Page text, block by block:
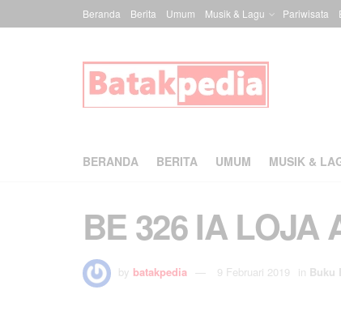
Beranda Berita Umum Musik & Lagu Pariwisata
BERANDA BERITA UMUM MUSIK &
BE 326 IA LOJA
by batakpedia 9 Februari 2019 in Buku